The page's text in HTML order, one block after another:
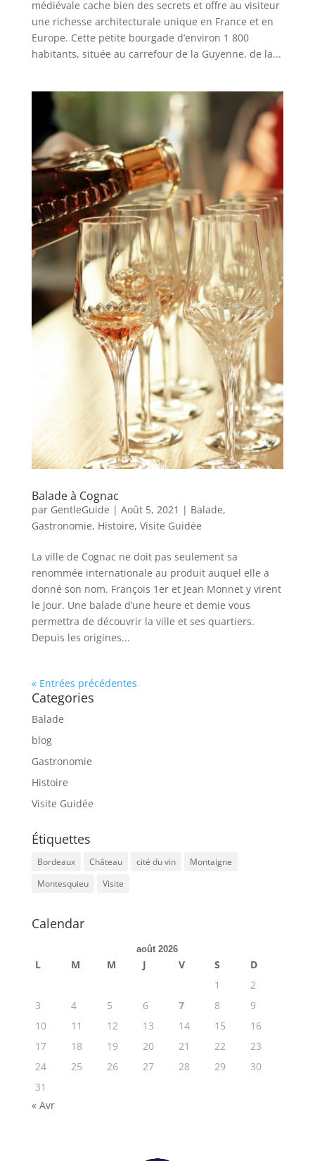
médiévale cache bien des secrets et offre au visiteur
une richesse architecturale unique en France et en
Europe. Cette petite bourgade d’environ 1 800
habitants, située au carrefour de la Guyenne, de la...
Balade à Cognac
par GentleGuide | Août 5, 2021 | Balade,
Gastronomie, Histoire, Visite Guidée
La ville de Cognac ne doit pas seulement sa
renommée internationale au produit auquel elle a
donné son nom. François 1er et Jean Monnet y virent
le jour. Une balade d’une heure et demie vous
permettra de découvrir la ville et ses quartiers.
Depuis les origines...
« Entrées précédentes
Categories
Balade
blog
Gastronomie
Histoire
Visite Guidée
Étiquettes
Bordeaux Château cité du vin
Montaigne
Montesquieu
Visite
Calendar
août 2026
L M M J V S
D
1
2
3
4 5 6 7 8
9
10
11 12 13 14 15
16
17
18 19 20 21 22
23
24
25 26 27 28 29
30
31
« Avr